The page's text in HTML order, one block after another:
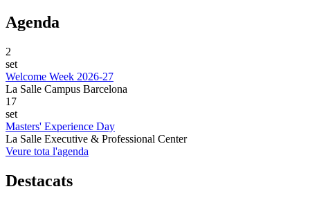
Agenda
2
set
Welcome Week 2026-27
La Salle Campus Barcelona
17
set
Masters' Experience Day
La Salle Executive & Professional Center
Veure tota l'agenda
Destacats